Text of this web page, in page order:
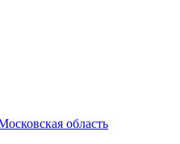
область